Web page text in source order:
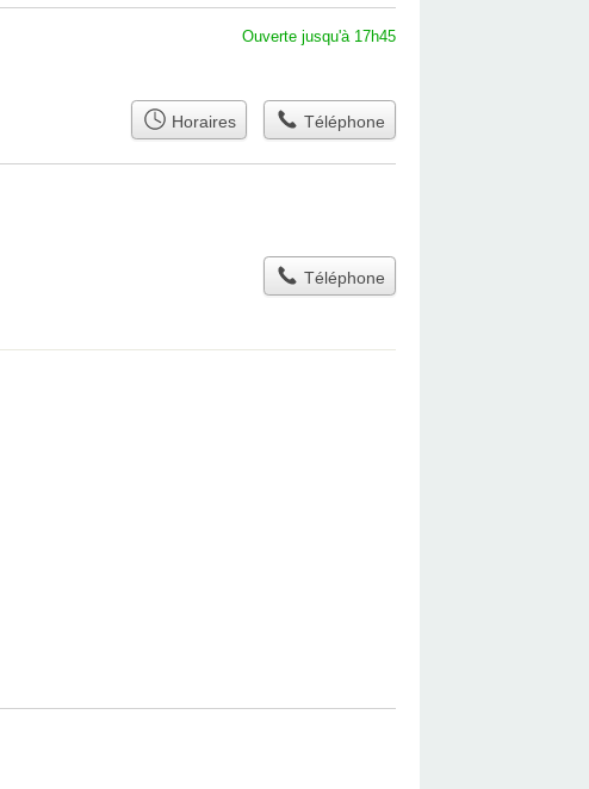
Ouverte jusqu'à 17h45
Horaires Téléphone
Téléphone